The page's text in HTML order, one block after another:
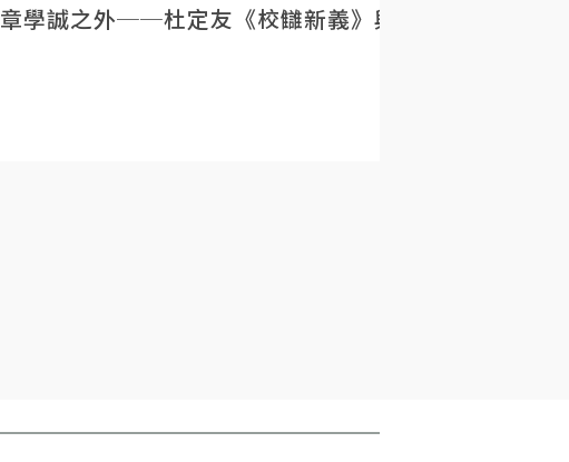
章學誠之外──杜定友《校讎新義》與民初目錄學的重